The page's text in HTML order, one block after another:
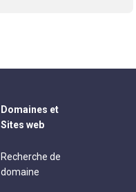
Domaines et
Sites web
Recherche de
domaine